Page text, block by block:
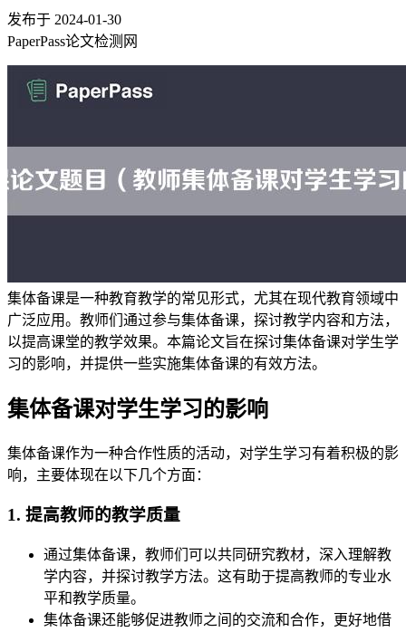
发布于 2024-01-30
PaperPass论文检测网
集体备课是一种教育教学的常见形式，尤其在现代教育领域中
广泛应用。教师们通过参与集体备课，探讨教学内容和方法，
以提高课堂的教学效果。本篇论文旨在探讨集体备课对学生学
习的影响，并提供一些实施集体备课的有效方法。
集体备课对学生学习的影响
集体备课作为一种合作性质的活动，对学生学习有着积极的影
响，主要体现在以下几个方面：
1. 提高教师的教学质量
通过集体备课，教师们可以共同研究教材，深入理解教
学内容，并探讨教学方法。这有助于提高教师的专业水
平和教学质量。
集体备课还能够促进教师之间的交流和合作，更好地借